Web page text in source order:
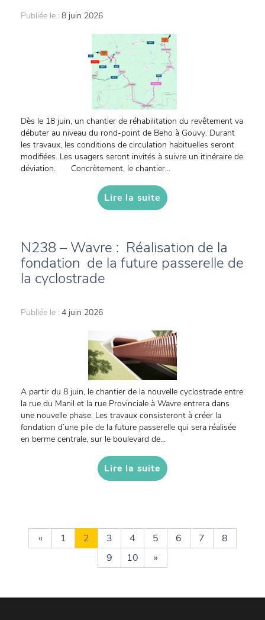
Publiée le : 8 juin 2026
Dès le 18 juin, un chantier de réhabilitation du revêtement va
débuter au niveau du rond-point de Beho à Gouvy. Durant
les travaux, les conditions de circulation habituelles seront
modifiées. Les usagers seront invités à suivre un itinéraire de
déviation. Concrètement, le chantier...
Lire la suite
N238 – Wavre : Réalisation de la
fondation de la future passerelle de
la cyclostrade
Publiée le : 4 juin 2026
A partir du 8 juin, le chantier de la nouvelle cyclostrade entre
la rue du Manil et la rue Provinciale à Wavre entrera dans
une nouvelle phase. Les travaux consisteront à créer la
fondation d’une pile de la future passerelle qui sera réalisée
en berme centrale, sur le boulevard de...
Lire la suite
« 1 2 3 4 5 6 7
8
9
10 »